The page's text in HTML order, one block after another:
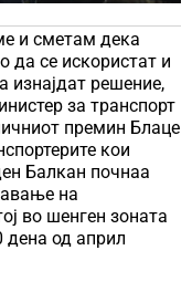
и сметам дека
да се искористат и
изнајдат решение,
за транспорт
премин Блаце
кои
Балкан почнаа
на
во шенген зоната
дена од април